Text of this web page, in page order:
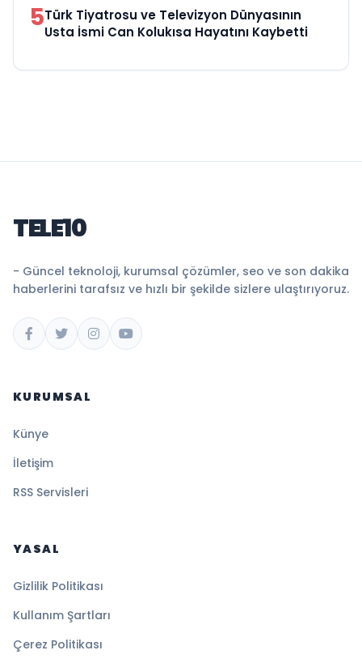
5Türk Tiyatrosu ve Televizyon Dünyasının
Usta İsmi Can Kolukısa Hayatını Kaybetti
TELE10
- Güncel teknoloji, kurumsal çözümler, seo ve son dakika
haberlerini tarafsız ve hızlı bir şekilde sizlere ulaştırıyoruz.
KURUMSAL
Künye
İletişim
RSS Servisleri
YASAL
Gizlilik Politikası
Kullanım Şartları
Çerez Politikası